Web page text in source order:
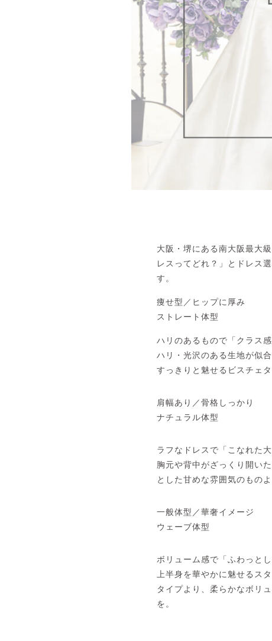
大阪・堺にある南大阪最大
レスってどれ？」とドレス
す。
痩せ型／ヒップに厚み
ストレート体型
ハリのあるもので「クラス
ハリ・光沢のある生地が似
すっきりと魅せるビスチェ
肩幅あり／骨格しっかり
ナチュラル体型
ラフなドレスで「こなれた
胸元や背中がざっくり開い
とした甘めな雰囲気のもの
一般体型／華奢イメージ
ウェーブ体型
ボリューム感で「ふわっと
上半身を華やかに魅せるス
タイプより、柔らかなボリ
を。